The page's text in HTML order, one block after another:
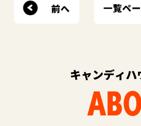
前へ 一覧ペ
キャンディハ